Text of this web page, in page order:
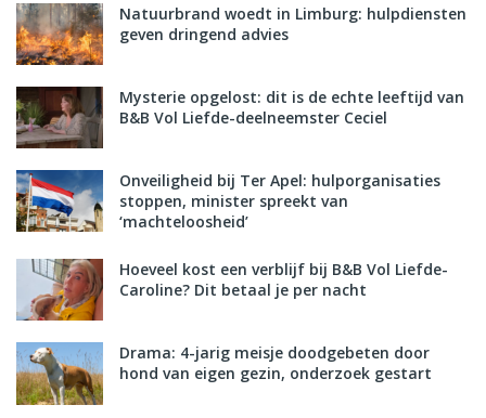
Natuurbrand woedt in Limburg: hulpdiensten
geven dringend advies
Mysterie opgelost: dit is de echte leeftijd van
B&B Vol Liefde-deelneemster Ceciel
Onveiligheid bij Ter Apel: hulporganisaties
stoppen, minister spreekt van
‘machteloosheid’
Hoeveel kost een verblijf bij B&B Vol Liefde-
Caroline? Dit betaal je per nacht
Drama: 4-jarig meisje doodgebeten door
hond van eigen gezin, onderzoek gestart